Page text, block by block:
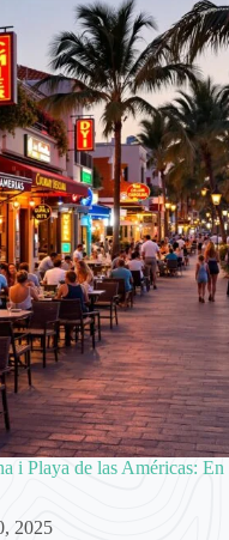
i Playa de las Américas:
2025